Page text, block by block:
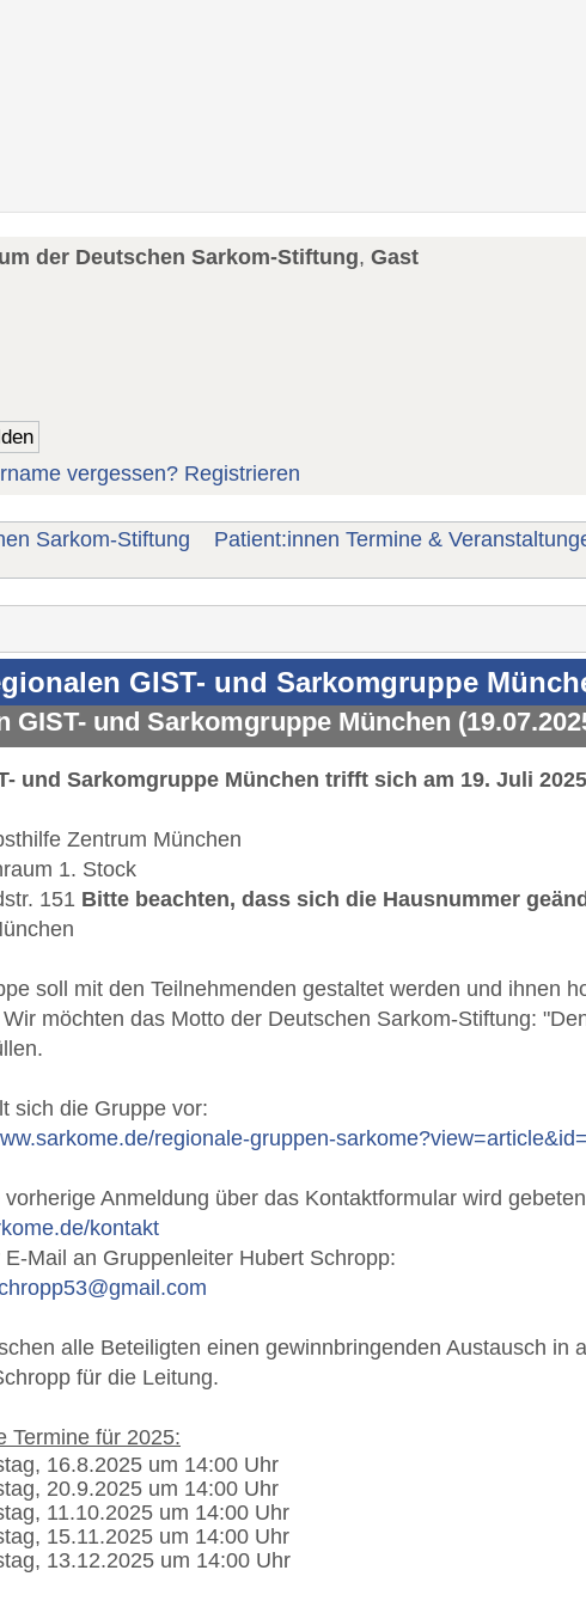
der Deutschen Sarkom-Stiftung, Gast
vergessen? Registrieren
Sarkom-Stiftung Patient:innen Termine &
GIST- und Sarkomgruppe
GIST- und Sarkomgruppe München
und Sarkomgruppe München trifft sich am 19. Juli
Zentrum München
1. Stock
151 Bitte beachten, dass sich die Hausnummer
soll mit den Teilnehmenden gestaltet werden und ihnen
möchten das Motto der Deutschen Sarkom-Stiftung:
sich die Gruppe vor:
regionale-gruppen-
vorherige Anmeldung über das Kontaktformular wird
kontakt
E-Mail an Gruppenleiter Hubert Schropp:
alle Beteiligten einen gewinnbringenden Austausch in
für die Leitung.
Termine für 2025:
16.8.2025 um 14:00 Uhr
20.9.2025 um 14:00 Uhr
11.10.2025 um 14:00 Uhr
15.11.2025 um 14:00 Uhr
13.12.2025 um 14:00 Uhr